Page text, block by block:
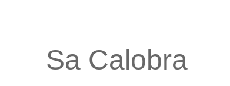
Sa Calobra